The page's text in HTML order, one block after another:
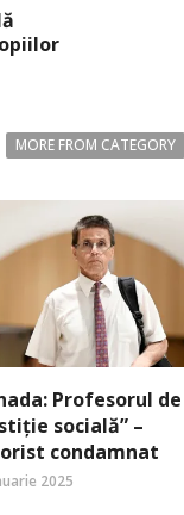
MORE FROM CATEGORY
Profesorul de
socială” –
condamnat
2025